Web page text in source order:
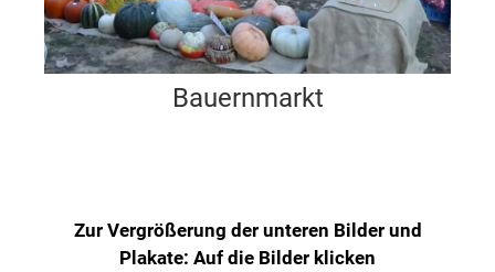
Bauernmarkt
Zur Vergrößerung der unteren Bilder und
Plakate: Auf die Bilder klicken